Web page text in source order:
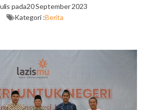
pada20 September 2023
Kategori :Berita